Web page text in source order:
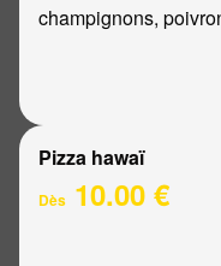
champignons,
Pizza hawaï
Dès 10.00 €